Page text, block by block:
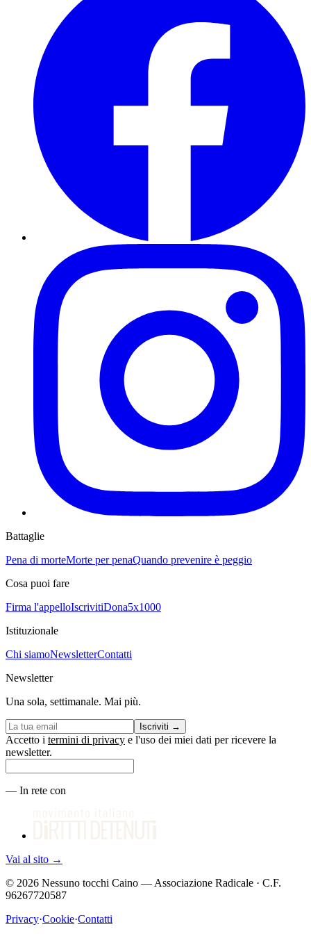
Battaglie
Pena di morteMorte per penaQuando prevenire è peggio
Cosa puoi fare
Firma l'appelloIscrivitiDona5x1000
Istituzionale
Chi siamoNewsletterContatti
Newsletter
Una sola, settimanale. Mai più.
Iscriviti →
Accetto i termini di privacy e l'uso dei miei dati per ricevere la
newsletter.
— In rete con
Vai al sito →
© 2026 Nessuno tocchi Caino — Associazione Radicale · C.F.
96267720587
Privacy·Cookie·Contatti